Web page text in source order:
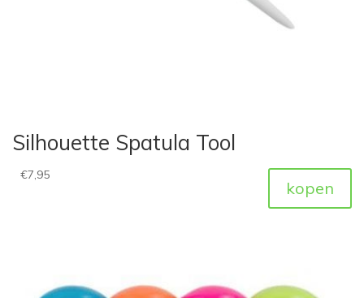
Silhouette Spatula Tool
€7,95
kopen